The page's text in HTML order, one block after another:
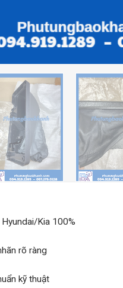
Kia 100%
rõ ràng
kỹ thuật